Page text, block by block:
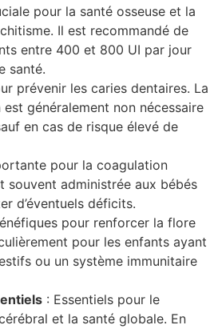
pour la santé osseuse et la
Il est recommandé de
entre 400 et 800 UI par jour
santé.
prévenir les caries dentaires. La
généralement non nécessaire
en cas de risque élevé de
pour la coagulation
souvent administrée aux bébés
d’éventuels déficits.
pour renforcer la flore
pour les enfants ayant
ou un système immunitaire
: Essentiels pour le
et la santé globale. En